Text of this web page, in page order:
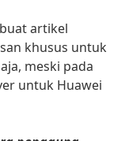
artikel
khusus untuk
meski pada
untuk Huawei